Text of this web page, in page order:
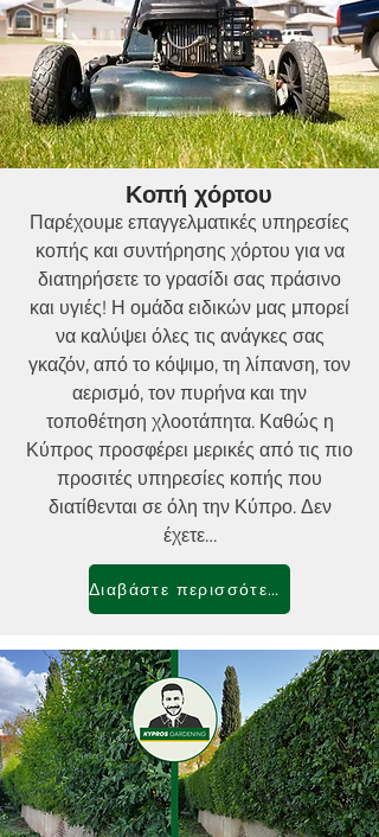
Κοπή χόρτου
Παρέχουμε επαγγελματικές υπηρεσίες
κοπής και συντήρησης χόρτου για να
διατηρήσετε το γρασίδι σας πράσινο
και υγιές! Η ομάδα ειδικών μας μπορεί
να καλύψει όλες τις ανάγκες σας
γκαζόν, από το κόψιμο, τη λίπανση, τον
αερισμό, τον πυρήνα και την
τοποθέτηση χλοοτάπητα. Καθώς η
Κύπρος προσφέρει μερικές από τις πιο
προσιτές υπηρεσίες κοπής που
διατίθενται σε όλη την Κύπρο. Δεν
έχετε…
Διαβάστε περισσότερα